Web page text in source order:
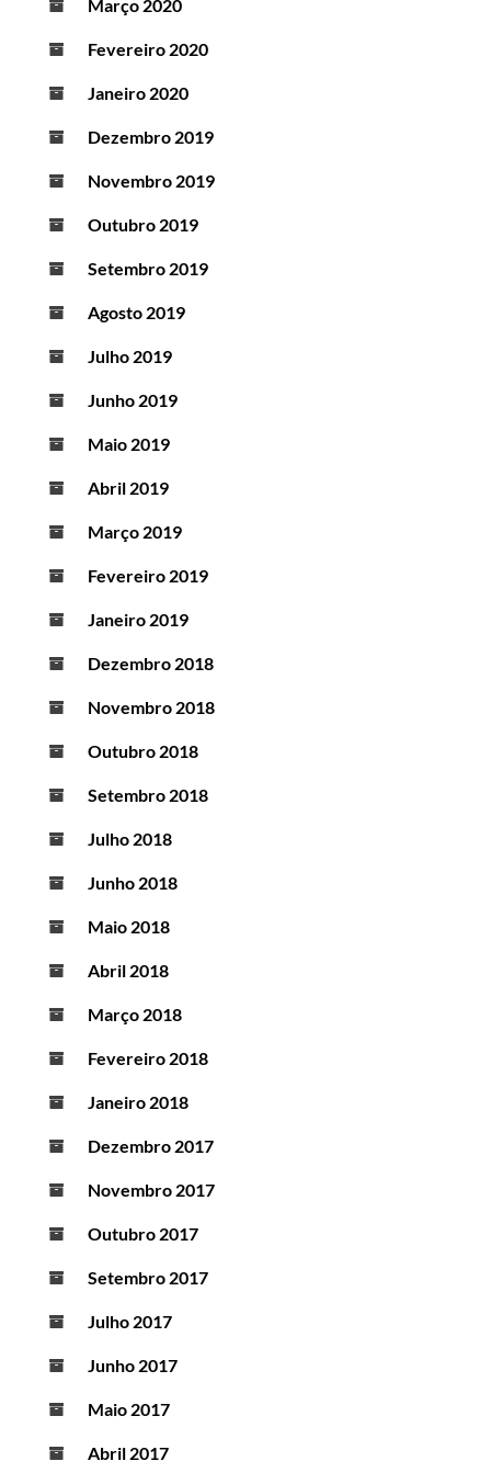
Março 2020
Fevereiro 2020
Janeiro 2020
Dezembro 2019
Novembro 2019
Outubro 2019
Setembro 2019
Agosto 2019
Julho 2019
Junho 2019
Maio 2019
Abril 2019
Março 2019
Fevereiro 2019
Janeiro 2019
Dezembro 2018
Novembro 2018
Outubro 2018
Setembro 2018
Julho 2018
Junho 2018
Maio 2018
Abril 2018
Março 2018
Fevereiro 2018
Janeiro 2018
Dezembro 2017
Novembro 2017
Outubro 2017
Setembro 2017
Julho 2017
Junho 2017
Maio 2017
Abril 2017